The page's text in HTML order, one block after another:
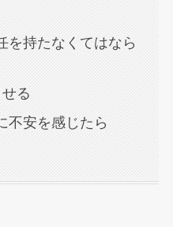
を持たなくてはなら
る
不安を感じたら